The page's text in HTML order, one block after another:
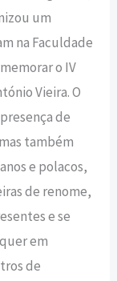
um
na Faculdade
o IV
Vieira. O
de
também
e polacos,
de renome,
e se
em
de